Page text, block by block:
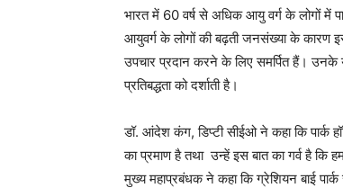
भारत में 60 वर्ष से अधिक आयु वर्ग के लोगों में
आयुवर्ग के लोगों की बढ़ती जनसंख्या के कारण
उपचार प्रदान करने के लिए समर्पित हैं। उनके
प्रतिबद्धता को दर्शाती है।
डॉ. आंदेश कंग, डिप्टी सीईओ ने कहा कि पार्क
का प्रमाण है तथा उन्हें इस बात का गर्व है कि
मुख्य महाप्रबंधक ने कहा कि ग्रेशियन बाई पार्क